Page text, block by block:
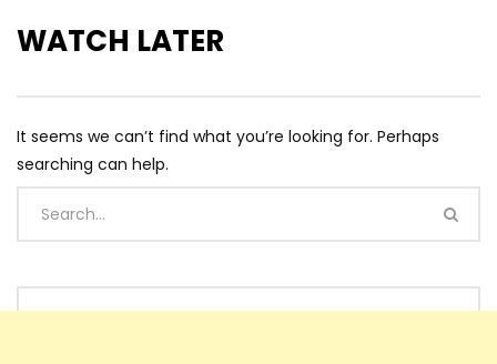
WATCH LATER
It seems we can’t find what you’re looking for. Perhaps
searching can help.